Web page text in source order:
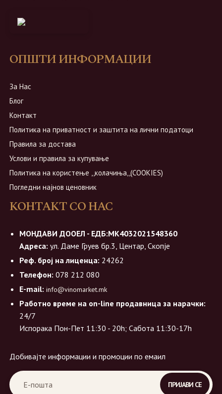
ОПШТИ ИНФОРМАЦИИ
За Нас
Блог
Контакт
Политика на приватност и заштита на лични податоци
Правила за достава
Услови и правила за купување
Политика на користење ,,колачиња,,(COOKIES)
Погледни најнов ценовник
КОНТАКТ СО НАС
МОНДАВИ ДООЕЛ - ЕДБ:МК4032021548360
Адреса: ул. Даме Груев бр.3, Центар, Скопје
Реф. број на лиценца: 24262
Телефон: 078 212 080
E-mail: info@vinomarket.mk
Работно време на on-line продавница за нарачки:
24/7
Испорака Пон-Пет 11:30 - 20h; Сабота 11:30-17h
Добивајте информации и промоции по емаил